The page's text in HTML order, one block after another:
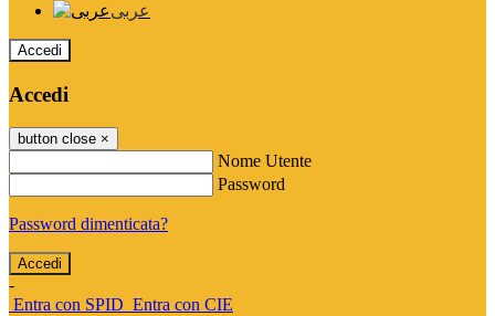
عربى
Accedi
Accedi
button close ×
Nome Utente
Password
Password dimenticata?
-
Entra con SPID Entra con CIE